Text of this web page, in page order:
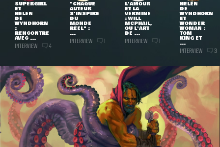
SUPERGIRL
ET
HELEN
DE
WYNDHORN
:
RENCONTRE
AVEC ...
INTERVIEW 4
"CHAQUE
AUTEUR
S'INSPIRE
DU
MONDE
RÉEL" :
...
INTERVIEW 1
L'AMOUR
ET LA
VERMINE
: WILL
MCPHAIL,
OU L'ART
DE ...
INTERVIEW 1
HELEN
DE
WYNDHORN
ET
WONDER
WOMAN :
TOM
KING ET
...
INTERVIEW 3